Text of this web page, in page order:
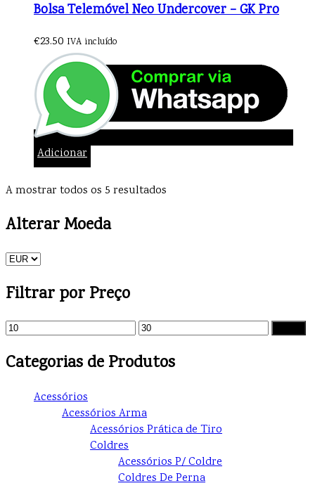
Bolsa Telemóvel Neo Undercover – GK Pro
€23.50 IVA incluído
Adicionar
A mostrar todos os 5 resultados
Alterar Moeda
Filtrar por Preço
Categorias de Produtos
Acessórios
Acessórios Arma
Acessórios Prática de Tiro
Coldres
Acessórios P/ Coldre
Coldres De Perna